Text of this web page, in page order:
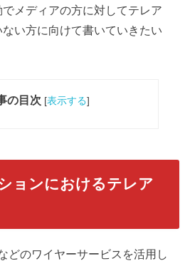
メディアの方に対してテレア
い方に向けて書いていきたい
の目次 [表示する]
ョンにおけるテレア
どのワイヤーサービスを活用し